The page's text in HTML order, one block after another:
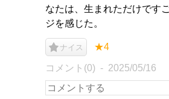
なたは、生まれただけです
ジを感じた。
ナイス ★4
コメント(0) 2025/05/16